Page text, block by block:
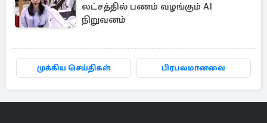
லட்சத்தில் பணம் வழங்கும் AI
நிறுவனம்
முக்கிய செய்திகள் பிரபலமானவை